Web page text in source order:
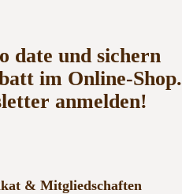
date und sichern
im Online-Shop.
anmelden!
& Mitgliedschaften